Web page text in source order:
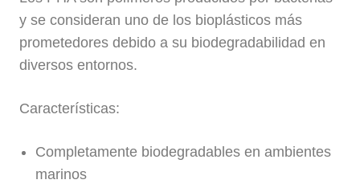
y se consideran uno de los bioplásticos más
prometedores debido a su biodegradabilidad en
diversos entornos.
Características:
Completamente biodegradables en ambientes
marinos